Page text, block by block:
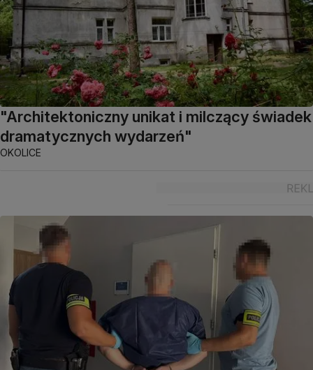
"Architektoniczny unikat i milczący świadek
dramatycznych wydarzeń"
OKOLICE